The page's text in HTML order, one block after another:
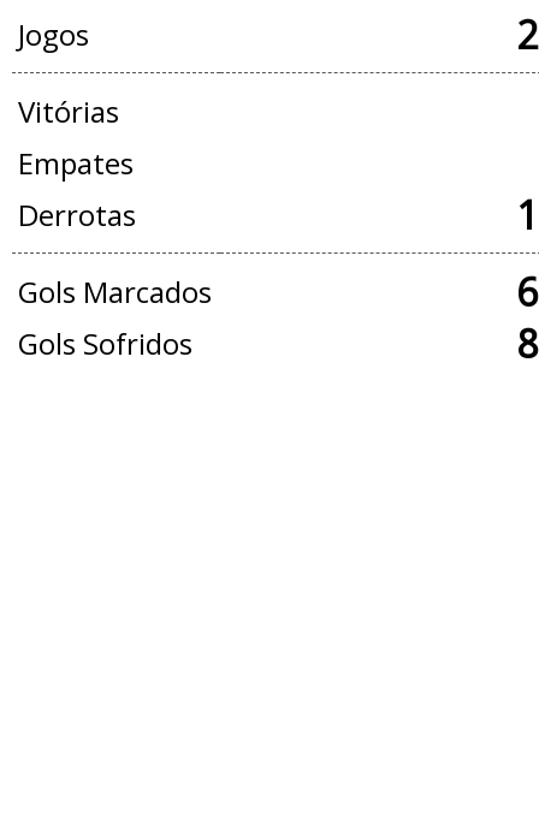
Jogos
Vitórias
Empates
Derrotas
Gols Marcados
Gols Sofridos